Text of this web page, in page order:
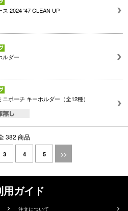
ス 2024 '47 CLEAN UP
ルダー
ポーチ キーホルダー（全12種）
382 商品
3 4 5 >>
用ガイド
注文について